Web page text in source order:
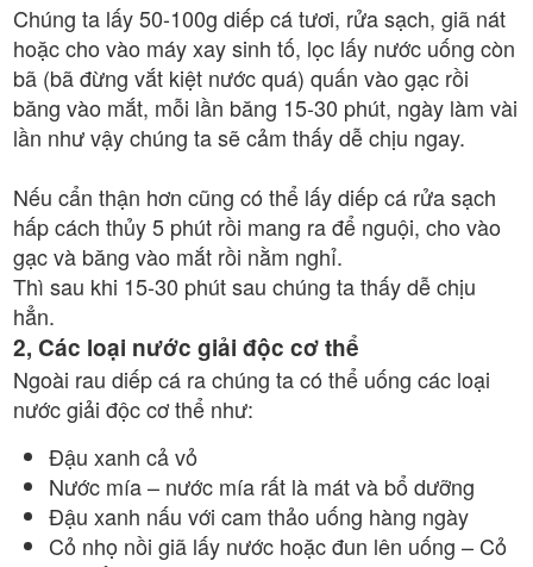
Chúng ta lấy 50-100g diếp cá tươi, rửa sạch, giã nát
hoặc cho vào máy xay sinh tố, lọc lấy nước uống còn
bã (bã đừng vắt kiệt nước quá) quấn vào gạc rồi
băng vào mắt, mỗi lần băng 15-30 phút, ngày làm vài
lần như vậy chúng ta sẽ cảm thấy dễ chịu ngay.
Nếu cẩn thận hơn cũng có thể lấy diếp cá rửa sạch
hấp cách thủy 5 phút rồi mang ra để nguội, cho vào
gạc và băng vào mắt rồi nằm nghỉ.
Thì sau khi 15-30 phút sau chúng ta thấy dễ chịu
hẳn.
2, Các loại nước giải độc cơ thể
Ngoài rau diếp cá ra chúng ta có thể uống các loại
nước giải độc cơ thể như:
Đậu xanh cả vỏ
Nước mía – nước mía rất là mát và bổ dưỡng
Đậu xanh nấu với cam thảo uống hàng ngày
Cỏ nhọ nồi giã lấy nước hoặc đun lên uống – Cỏ